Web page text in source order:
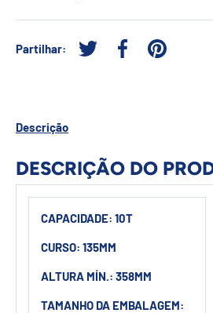
Partilhar:
Tweetar no Twitter
Partilhar noAfixar no
Descrição
DESCRIÇÃO DO
CAPACIDADE: 10T
CURSO: 135MM
ALTURA MÍN.: 358MM
TAMANHO DA EMBALAGEM: